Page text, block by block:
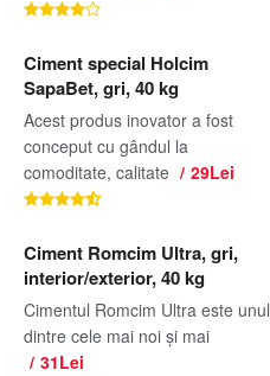
Ciment special Holcim
SapaBet, gri, 40 kg
Acest produs inovator a fost
conceput cu gândul la
comoditate, calitate
29Lei
Ciment Romcim Ultra, gri,
interior/exterior, 40 kg
Cimentul Romcim Ultra este unul
dintre cele mai noi și mai
31Lei